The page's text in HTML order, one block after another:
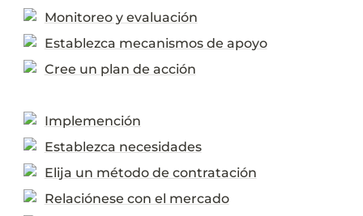
Monitoreo y evaluación
Establezca mecanismos de apoyo
Cree un plan de acción
Implemención
Establezca necesidades
Elija un método de contratación
Relaciónese con el mercado